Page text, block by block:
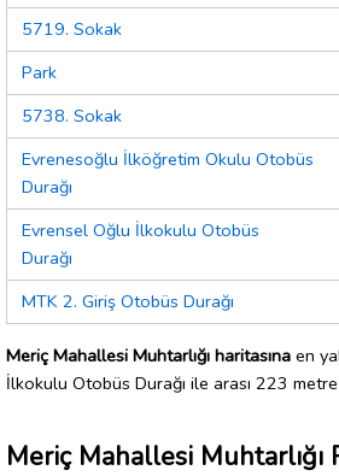
5719. Sokak
Park
5738. Sokak
Evrenesoğlu İlköğretim Okulu Otobüs
Durağı
Evrensel Oğlu İlkokulu Otobüs
Durağı
MTK 2. Giriş Otobüs Durağı
Meriç Mahallesi Muhtarlığı haritasına en
İlkokulu Otobüs Durağı ile arası 223
Meriç Mahallesi Muhtarlığı